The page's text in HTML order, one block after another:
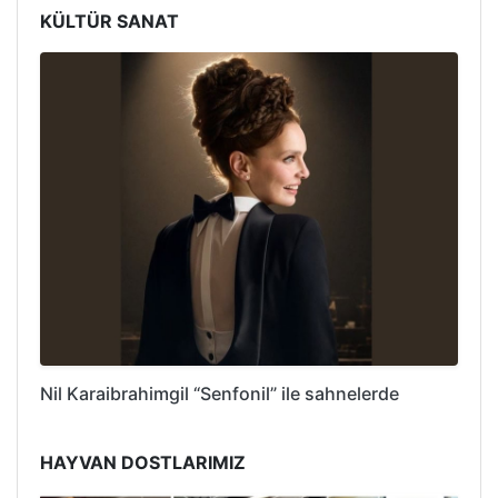
KÜLTÜR SANAT
Nil Karaibrahimgil “Senfonil” ile sahnelerde
HAYVAN DOSTLARIMIZ